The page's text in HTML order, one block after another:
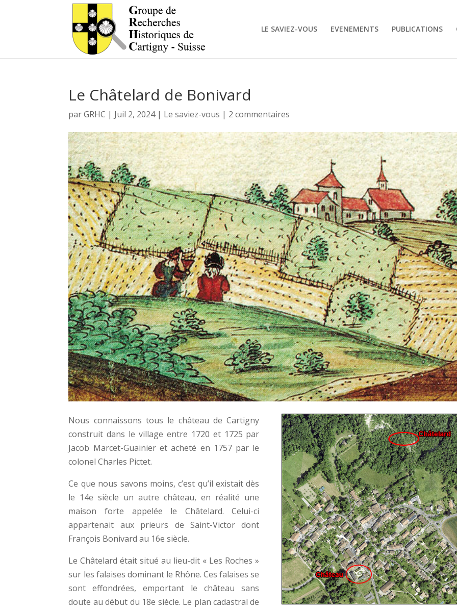
LE SAVIEZ-VOUS EVENEMENTS PUBLICATIONS
Le Châtelard de Bonivard
parGRHC | Juil 2, 2024| Le saviez-vous | 2 commentaires
Nous connaissons tous le château de Cartigny
construit dans le village entre 1720 et 1725 par
Jacob Marcet-Guainier et acheté en 1757 par le
colonel Charles Pictet.
Ce que nous savons moins, c’est qu’il existait dès
le 14e siècle un autre château, en réalité une
maison forte appelée le Châtelard. Celui-ci
appartenait aux prieurs de Saint-Victor dont
François Bonivard au 16e siècle.
Le Châtelard était situé au lieu-dit « Les Roches »
sur les falaises dominant le Rhône. Ces falaises se
sont effondrées, emportant le château sans
doute au début du 18e siècle. Le plan cadastral de